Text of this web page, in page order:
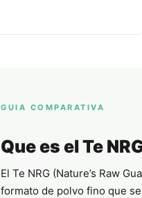
GUIA COMPARATIVA
Que es el Te
El Te NRG (Nature’s Raw
formato de polvo fino que